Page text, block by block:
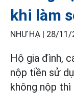
khi làm
NHƯ HẠ | 28/11/
Hộ gia đình,
nộp tiền sử
không nộp thì